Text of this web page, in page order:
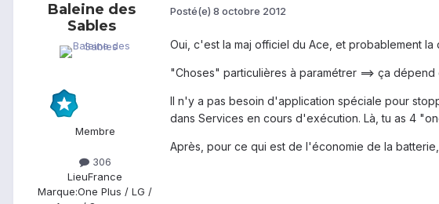
Baleine des
Sables
Membre
306
LieuFrance
Marque:One Plus / LG /
Posté(e) 8 octobre 2012
Oui, c'est la maj officiel du Ace, et probablement
"Choses" particulières à paramétrer ==> ça
Il n'y a pas besoin d'application spéciale pour
dans Services en cours d'exécution. Là, tu as 4
Après, pour ce qui est de l'économie de la